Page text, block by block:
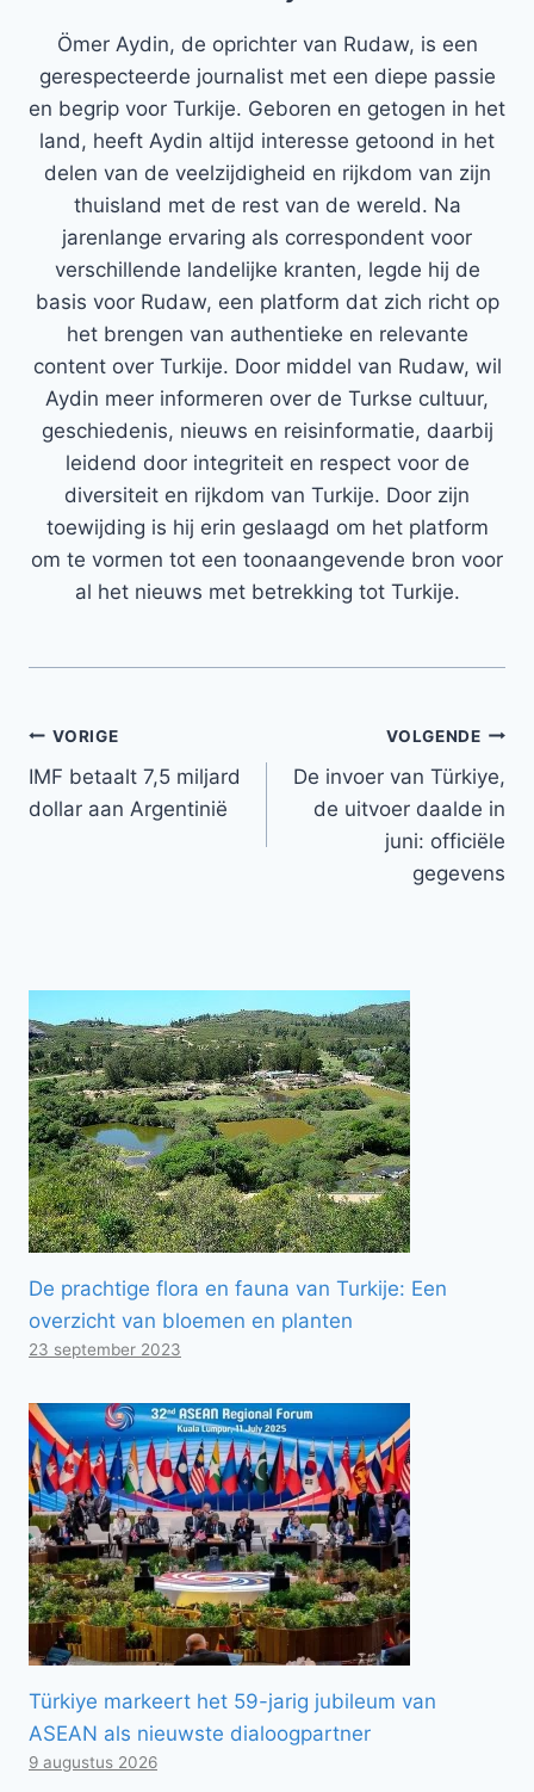
Ömer Aydin, de oprichter van Rudaw, is een
gerespecteerde journalist met een diepe passie
en begrip voor Turkije. Geboren en getogen in het
land, heeft Aydin altijd interesse getoond in het
delen van de veelzijdigheid en rijkdom van zijn
thuisland met de rest van de wereld. Na
jarenlange ervaring als correspondent voor
verschillende landelijke kranten, legde hij de
basis voor Rudaw, een platform dat zich richt op
het brengen van authentieke en relevante
content over Turkije. Door middel van Rudaw, wil
Aydin meer informeren over de Turkse cultuur,
geschiedenis, nieuws en reisinformatie, daarbij
leidend door integriteit en respect voor de
diversiteit en rijkdom van Turkije. Door zijn
toewijding is hij erin geslaagd om het platform
om te vormen tot een toonaangevende bron voor
al het nieuws met betrekking tot Turkije.
Bericht
navigatie
VORIGE
IMF betaalt 7,5 miljard
dollar aan Argentinië
VOLGENDE
De invoer van Türkiye,
de uitvoer daalde in
juni: officiële
gegevens
De prachtige flora en fauna van Turkije: Een
overzicht van bloemen en planten
23 september 2023
Türkiye markeert het 59-jarig jubileum van
ASEAN als nieuwste dialoogpartner
9 augustus 2026